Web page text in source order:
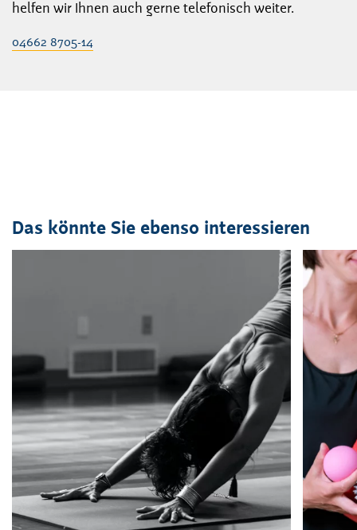
helfen wir Ihnen auch gerne telefonisch weiter.
04662 8705-14
Das könnte Sie ebenso interessieren
Veranstaltung1bis2von41sichtbar.